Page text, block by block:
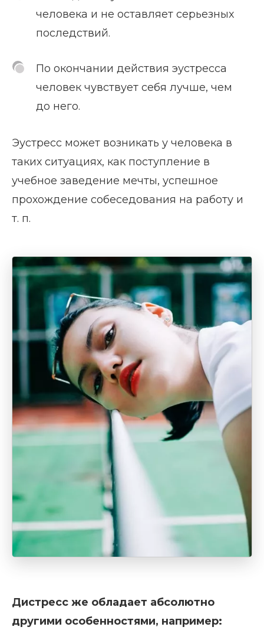
человека и не оставляет серьезных
последствий.
По окончании действия эустресса
человек чувствует себя лучше, чем
до него.
Эустресс может возникать у человека в
таких ситуациях, как поступление в
учебное заведение мечты, успешное
прохождение собеседования на работу и
т. п.
Дистресс же обладает абсолютно
другими особенностями, например: